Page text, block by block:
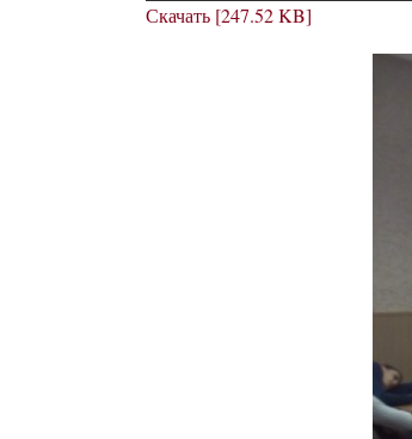
Скачать [247.52 KB]